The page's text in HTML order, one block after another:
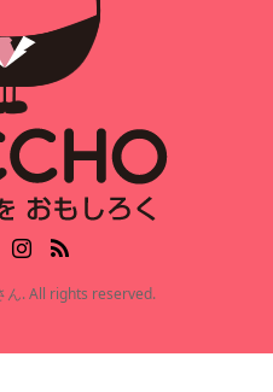
ん. All rights reserved.